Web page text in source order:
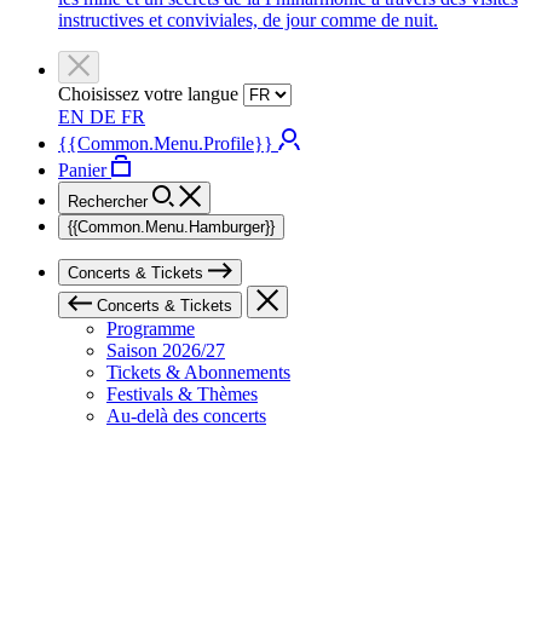
instructives et conviviales, de jour comme de nuit.
Choisissez votre langue
EN DE FR
{{Common.Menu.Profile}}
Panier
Rechercher
{{Common.Menu.Hamburger}}
Concerts & Tickets
Concerts & Tickets
Programme
Saison 2026/27
Tickets & Abonnements
Festivals & Thèmes
Au-delà des concerts